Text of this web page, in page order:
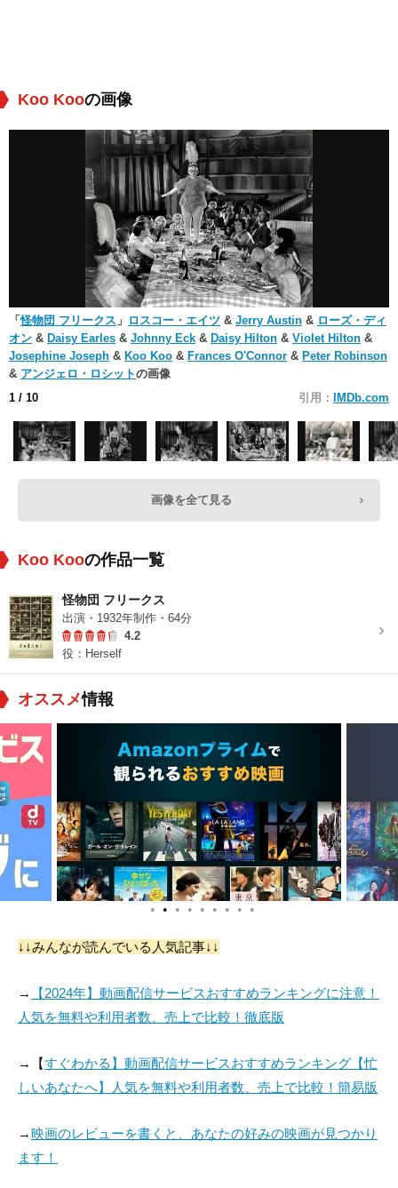
Koo Kooの画像
「怪物団 フリークス 」 ロスコー・エイツ & Jerry Austin & ローズ・ディ
オン & Daisy Earles & Johnny Eck & Daisy Hilton & Violet Hilton &
Josephine Joseph & Koo Koo & Frances O'Connor & Peter Robinson
& アンジェロ・ロシットの画像
1 / 10 引用： IMDb.com
画像を全て見る
Koo Kooの作品一覧
怪物団 フリークス
出演・1932年制作・64分
4.2
役：Herself
オススメ情報
● ● ● ● ● ● ● ● ●
↓↓みんなが読んでいる人気記事↓↓
→
【2024年】動画配信サービスおすすめランキングに注意！
人気を無料や利用者数、売上で比較！徹底版
→【すぐわかる】動画配信サービスおすすめランキング【忙
しいあなたへ】人気を無料や利用者数、売上で比較！簡易版
→映画のレビューを書くと、あなたの好みの映画が見つかり
ます！